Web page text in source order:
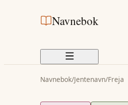
Navnebok
Navnebok/Jentenavn/Freja